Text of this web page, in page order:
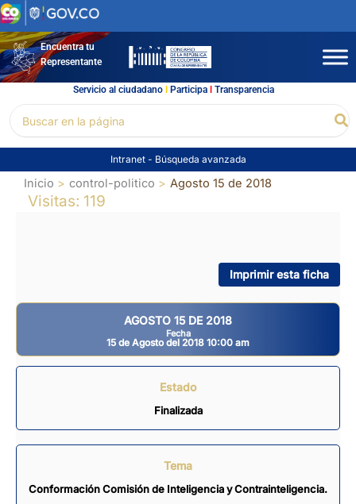
Ir
al
contenidoEncuentra tu
Representante
Servicio al ciudadano l Participal Transparencia
por:
Intranet - Búsqueda avanzada
Inicio control-politico Agosto 15 de 2018
Visitas: 119
Imprimir esta ficha
AGOSTO 15 DE 2018
Fecha
15 de Agosto del 2018 10:00 am
Estado
Finalizada
Tema
Conformación Comisión de Inteligencia y Contrainteligencia.